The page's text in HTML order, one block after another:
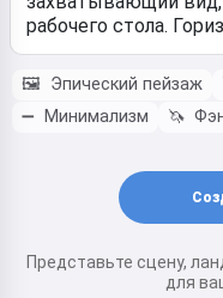
🖼️ Эпический пейзаж
➖
Минимализм 🦄
Представьте сцену,
для